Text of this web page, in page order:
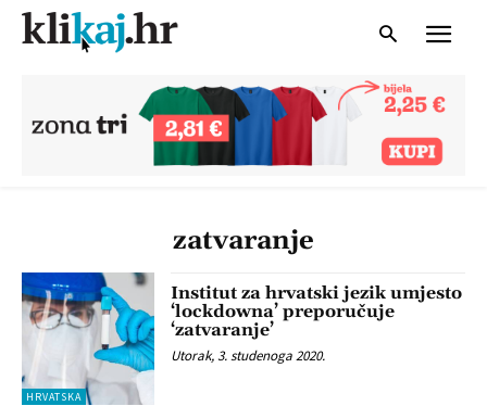
zatvaranje
HRVATSKA
Institut za hrvatski jezik umjesto
‘lockdowna’ preporučuje
‘zatvaranje’
Utorak, 3. studenoga 2020.